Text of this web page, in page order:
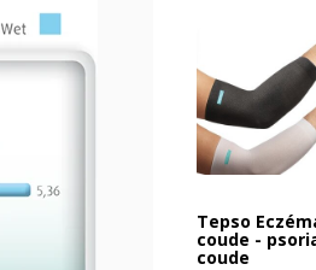
Tepso
coude -
coude